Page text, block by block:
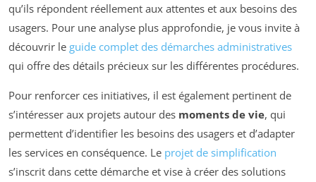
qu’ils répondent réellement aux attentes et aux besoins des
usagers. Pour une analyse plus approfondie, je vous invite à
découvrir le guide complet des démarches administratives
qui offre des détails précieux sur les différentes procédures.
Pour renforcer ces initiatives, il est également pertinent de
s’intéresser aux projets autour des moments de vie, qui
permettent d’identifier les besoins des usagers et d’adapter
les services en conséquence. Le projet de simplification
s’inscrit dans cette démarche et vise à créer des solutions